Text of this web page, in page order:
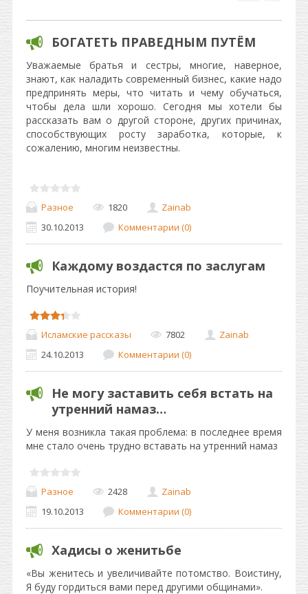
БОГАТЕТЬ ПРАВЕДНЫМ ПУТЁМ
Уважаемые братья и сестры, многие, наверное,
знают, как наладить современный бизнес, какие надо
предпринять меры, что читать и чему обучаться,
чтобы дела шли хорошо. Сегодня мы хотели бы
рассказать вам о другой стороне, других причинах,
способствующих росту заработка, которые, к
сожалению, многим неизвестны.
Разное 1820
Zainab
30.10.2013
Комментарии (0)
Каждому воздастся по заслугам
Поучительная история!
Исламские рассказы 7802
Zainab
24.10.2013
Комментарии (0)
Не могу заставить себя встать на
утренний намаз…
У меня возникла такая проблема: в последнее время
мне стало очень трудно вставать на утренний намаз
Разное 2428
Zainab
19.10.2013
Комментарии (0)
Хадисы о женитьбе
«Вы женитесь и увеличивайте потомство. Воистину,
Я буду гордиться вами перед другими общинами».